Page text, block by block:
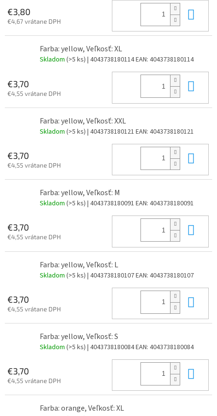
€3,80
€4,67 vrátane DPH
Farba: yellow, Veľkosť: XL
Skladom (>5 ks) | 4043738180114EAN: 4043738180114
€3,70
€4,55 vrátane DPH
Farba: yellow, Veľkosť: XXL
Skladom (>5 ks) | 4043738180121 EAN: 4043738180121
€3,70
€4,55 vrátane DPH
Farba: yellow, Veľkosť: M
Skladom (>5 ks) | 4043738180091 EAN: 4043738180091
€3,70
€4,55 vrátane DPH
Farba: yellow, Veľkosť: L
Skladom (>5 ks) | 4043738180107EAN: 4043738180107
€3,70
€4,55 vrátane DPH
Farba: yellow, Veľkosť: S
Skladom (>5 ks) | 4043738180084EAN: 4043738180084
€3,70
€4,55 vrátane DPH
Farba: orange, Veľkosť: XL